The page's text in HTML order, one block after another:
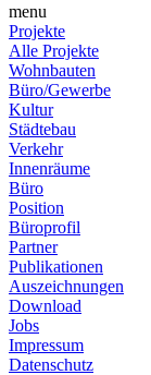
menu
Projekte
Alle Projekte
Wohnbauten
Büro/Gewerbe
Kultur
Städtebau
Verkehr
Innenräume
Büro
Position
Büroprofil
Partner
Publikationen
Auszeichnungen
Download
Jobs
Impressum
Datenschutz